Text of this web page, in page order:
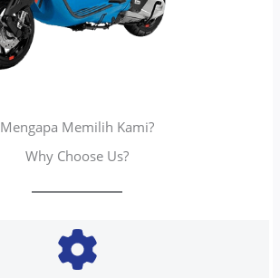
Mengapa Memilih Kami?
Why Choose Us?